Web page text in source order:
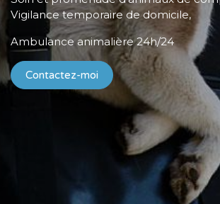
Vigilance temporaire de domicile,
Ambulance animalière 24h/24
Contactez-moi